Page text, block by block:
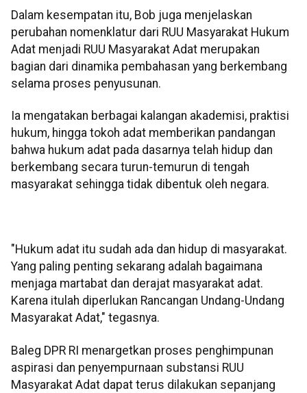
Dalam kesempatan itu, Bob juga menjelaskan
perubahan nomenklatur dari RUU Masyarakat Hukum
Adat menjadi RUU Masyarakat Adat merupakan
bagian dari dinamika pembahasan yang berkembang
selama proses penyusunan.
Ia mengatakan berbagai kalangan akademisi, praktisi
hukum, hingga tokoh adat memberikan pandangan
bahwa hukum adat pada dasarnya telah hidup dan
berkembang secara turun-temurun di tengah
masyarakat sehingga tidak dibentuk oleh negara.
"Hukum adat itu sudah ada dan hidup di masyarakat.
Yang paling penting sekarang adalah bagaimana
menjaga martabat dan derajat masyarakat adat.
Karena itulah diperlukan Rancangan Undang-Undang
Masyarakat Adat," tegasnya.
Baleg DPR RI menargetkan proses penghimpunan
aspirasi dan penyempurnaan substansi RUU
Masyarakat Adat dapat terus dilakukan sepanjang